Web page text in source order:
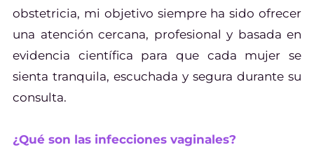
obstetricia, mi objetivo siempre ha sido ofrecer
una atención cercana, profesional y basada en
evidencia científica para que cada mujer se
sienta tranquila, escuchada y segura durante su
consulta.
¿Qué son las infecciones vaginales?